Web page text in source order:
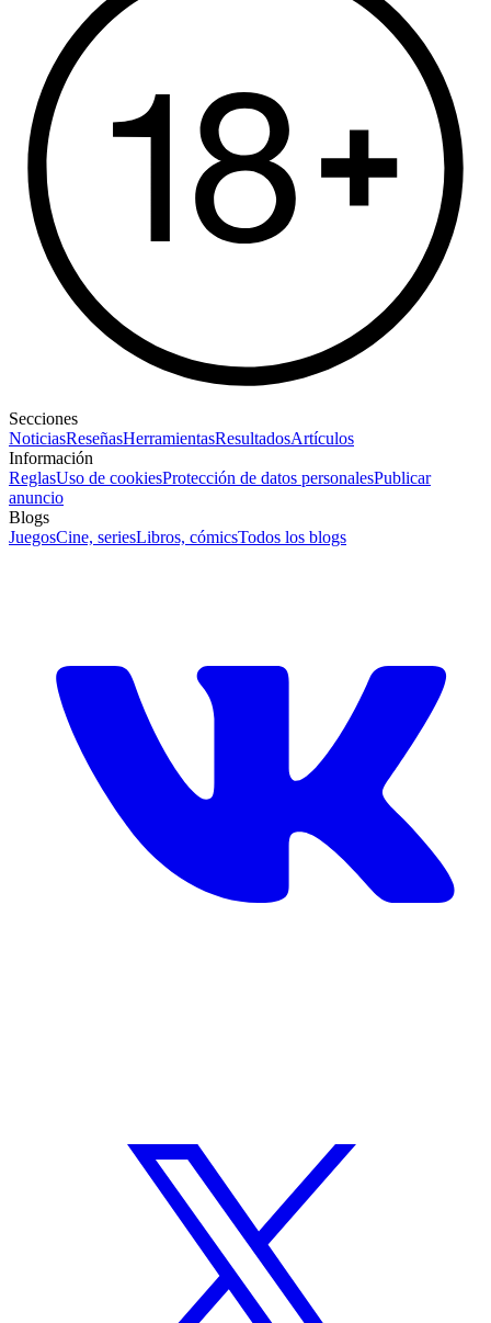
Secciones
NoticiasReseñasHerramientasResultadosArtículos
Información
ReglasUso de cookiesProtección de datos personalesPublicar
anuncio
Blogs
JuegosCine, seriesLibros, cómicsTodos los blogs